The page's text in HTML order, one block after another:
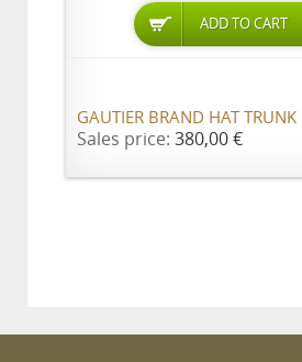
ADD TO CART
GAUTIER BRAND HAT TRUNK
Sales price: 380,00 €